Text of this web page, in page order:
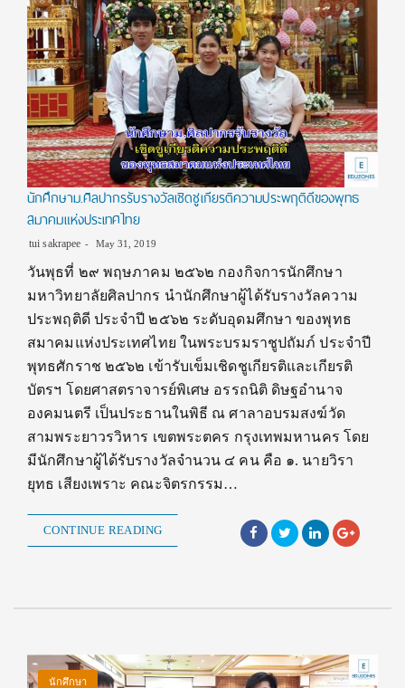
นักศึกษาม.ศิลปากรรับรางวัลเชิดชูเกียรติความประพฤติดีของพุทธ
สมาคมแห่งประเทศไทย
tui sakrapee May 31, 2019
วันพุธที่ ๒๙ พฤษภาคม ๒๕๖๒ กองกิจการนักศึกษา
มหาวิทยาลัยศิลปากร นำนักศึกษาผู้ได้รับรางวัลความ
ประพฤติดี ประจำปี ๒๕๖๒ ระดับอุดมศึกษา ของพุทธ
สมาคมแห่งประเทศไทย ในพระบรมราชูปถัมภ์ ประจำปี
พุทธศักราช ๒๕๖๒ เข้ารับเข็มเชิดชูเกียรติและเกียรติ
บัตรฯ โดยศาสตราจารย์พิเศษ อรรถนิติ ดิษฐอำนาจ
องคมนตรี เป็นประธานในพิธี ณ ศาลาอบรมสงฆ์วัด
สามพระยาวรวิหาร เขตพระตคร กรุงเทพมหานคร โดย
มีนักศึกษาผู้ได้รับรางวัลจำนวน ๔ คน คือ ๑. นายวิรา
ยุทธ เสียงเพราะ คณะจิตรกรรม…
CONTINUE READING
นักศึกษา